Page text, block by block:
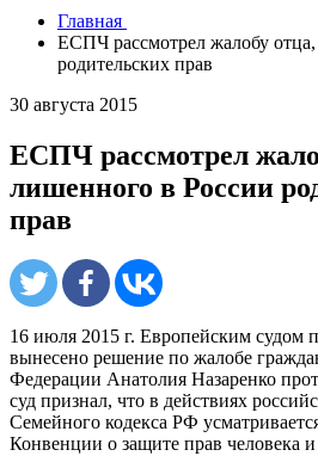
Главная
ЕСПЧ рассмотрел жалобу
родительских прав
30 августа 2015
ЕСПЧ рассмотрел
лишенного в России
прав
16 июля 2015 г. Европейским судом
вынесено решение по жалобе
Федерации Анатолия Назаренко
суд признал, что в действиях
Семейного кодекса РФ
Конвенции о защите прав человека